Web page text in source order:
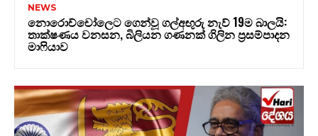
NEWS
නොරොච්චෝලෙට ගෙන්වූ ගල්අඟුරු නැව් 19ම බාලයි:
තාක්ෂණය වනසන, බිලියන ගණනක් ගිලින ප්‍රසම්පාදන
මාෆියාව